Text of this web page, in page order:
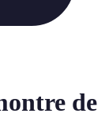
de